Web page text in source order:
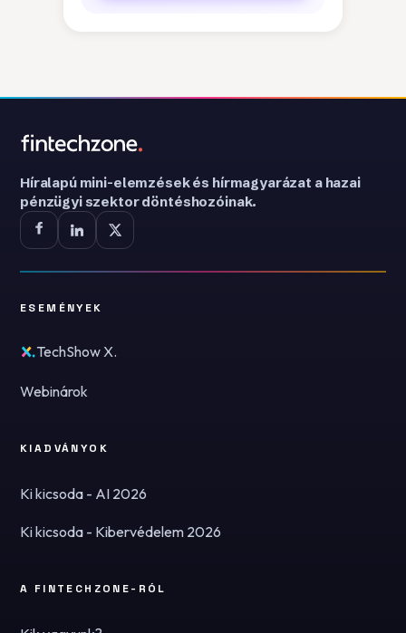
Híralapú mini-elemzések és hírmagyarázat a hazai
pénzügyi szektor döntéshozóinak.
ESEMÉNYEK
TechShow X.
Webinárok
KIADVÁNYOK
Ki kicsoda - AI 2026
Ki kicsoda - Kibervédelem 2026
A FINTECHZONE-RÓL